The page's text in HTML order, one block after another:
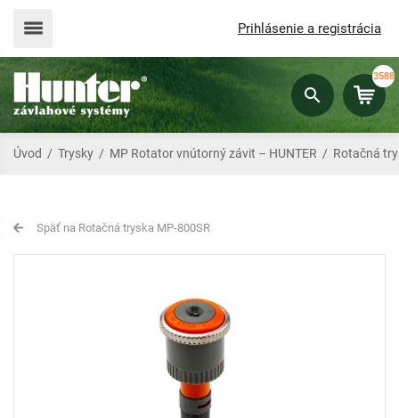
Prihlásenie a registrácia
3588
Úvod / Trysky / MP Rotator vnútorný závit – HUNTER / Rotačná
Späť na Rotačná tryska MP-800SR